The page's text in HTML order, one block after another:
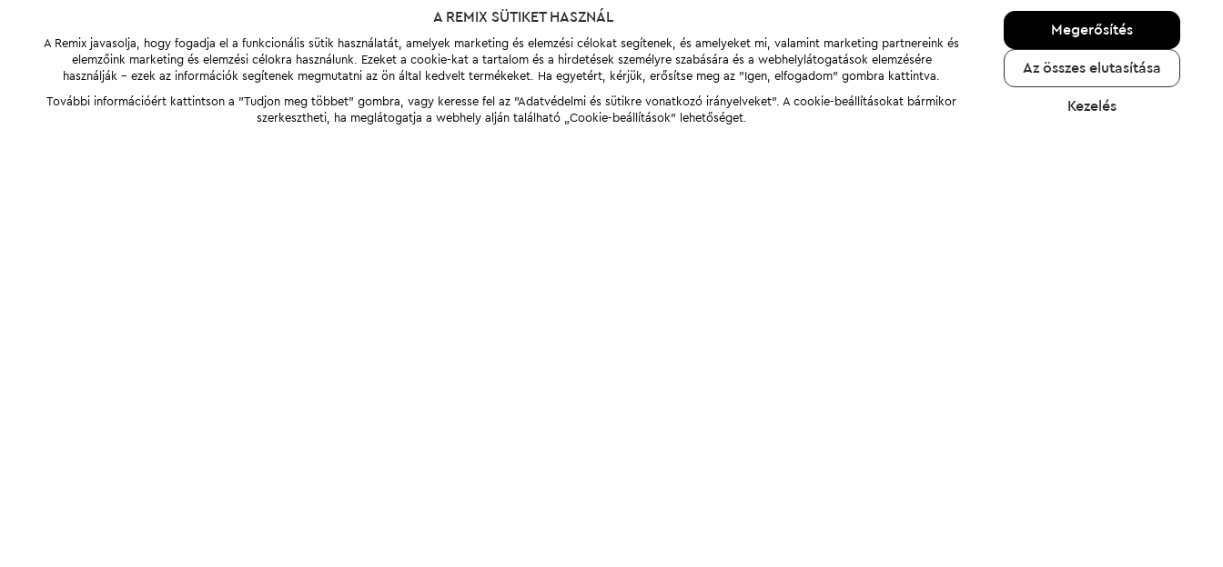
A REMIX SÜTIKET HASZNÁL
A Remix javasolja, hogy fogadja el a funkcionális sütik használatát, amelyek marketing és elemzési célokat segítenek, és amelyeket mi, valamint marketing partnereink és
elemzőink marketing és elemzési célokra használunk. Ezeket a cookie-kat a tartalom és a hirdetések személyre szabására és a webhelylátogatások elemzésére
használják - ezek az információk segítenek megmutatni az ön által kedvelt termékeket. Ha egyetért, kérjük, erősítse meg az "Igen, elfogadom" gombra kattintva.
További információért kattintson a "Tudjon meg többet" gombra, vagy keresse fel az "Adatvédelmi és sütikre vonatkozó irányelveket". A cookie-beállításokat bármikor
szerkesztheti, ha meglátogatja a webhely alján található „Cookie-beállítások” lehetőséget.
Megerősítés
Az összes elutasítása
Kezelés